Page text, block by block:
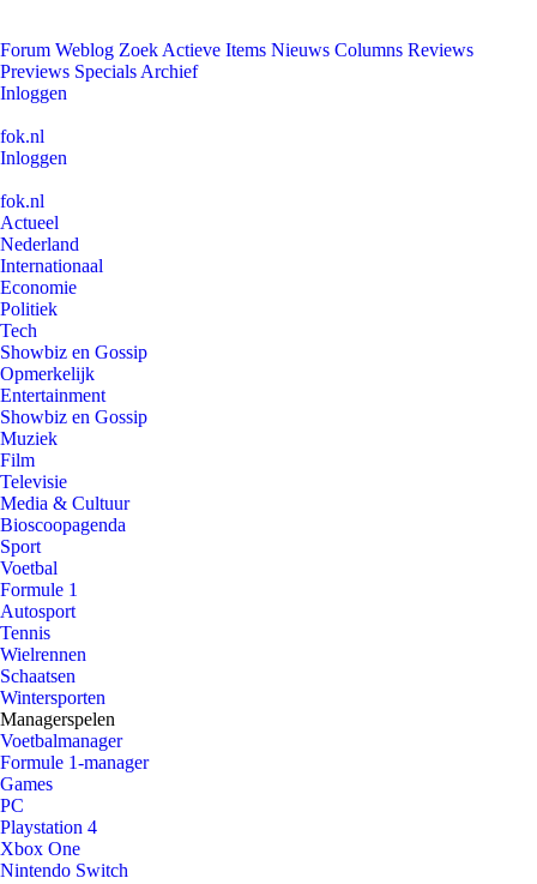
Forum Weblog Zoek Actieve Items Nieuws Columns Reviews
Previews Specials Archief
Inloggen
fok.nl
Inloggen
fok.nl
Actueel
Nederland
Internationaal
Economie
Politiek
Tech
Showbiz en Gossip
Opmerkelijk
Entertainment
Showbiz en Gossip
Muziek
Film
Televisie
Media & Cultuur
Bioscoopagenda
Sport
Voetbal
Formule 1
Autosport
Tennis
Wielrennen
Schaatsen
Wintersporten
Managerspelen
Voetbalmanager
Formule 1-manager
Games
PC
Playstation 4
Xbox One
Nintendo Switch